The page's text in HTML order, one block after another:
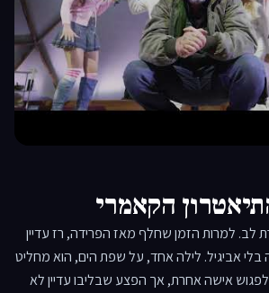
הקאמרי
לב. למרות הזמן שחלף מאז הפרידה, רז עדיין
אביגיל. לילה אחד, על שפת הים, הוא מחליט
אישה אחרת, אך הפצע שבליבו עדיין לא